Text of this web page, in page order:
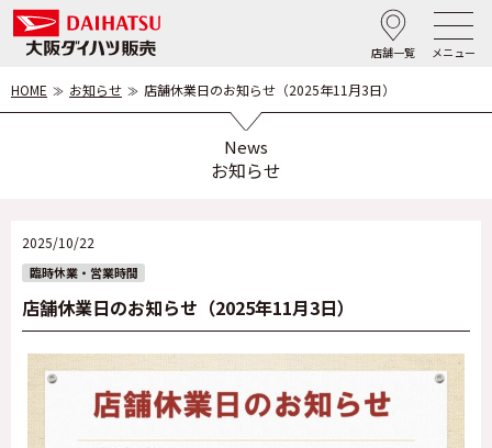
店舗一覧 メニュー
HOME お知らせ 店舗休業日のお知らせ（2025年11月3日）
News
お知らせ
2025/10/22
臨時休業・営業時間
店舗休業日のお知らせ（2025年11月3日）